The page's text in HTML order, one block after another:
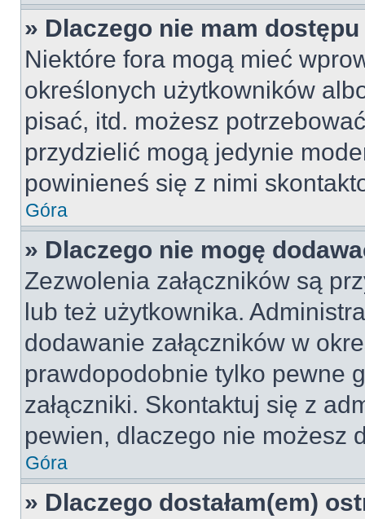
» Dlaczego nie mam
Niektóre fora mogą mieć
określonych użytkowników
pisać, itd. możesz
przydzielić mogą jedynie
powinieneś się z nimi
Góra
» Dlaczego nie mogę
Zezwolenia załączników są
lub też użytkownika.
dodawanie załączników w
prawdopodobnie tylko pewne
załączniki. Skontaktuj się z
pewien, dlaczego nie możesz
Góra
» Dlaczego dostałam(em)